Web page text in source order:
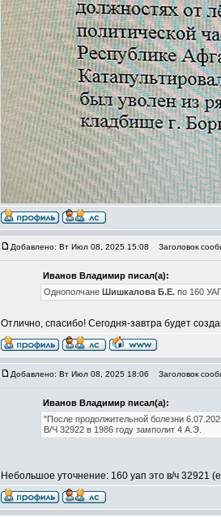
Добавлено: Вт Июл 08, 2025 15:08 Заголовок
Иванов Владимир писал(а):
Однополчане Шишкалова Б.Е. по 160
Отлично, спасибо! Сегодня-завтра будет
Добавлено: Вт Июл 08, 2025 18:06 Заголовок
Иванов Владимир писал(а):
"После продолжительной болезни
В/Ч 32922 в 1986 году замполит 4 А.Э.
Небольшое уточнение: 160 уап это в/ч 32921